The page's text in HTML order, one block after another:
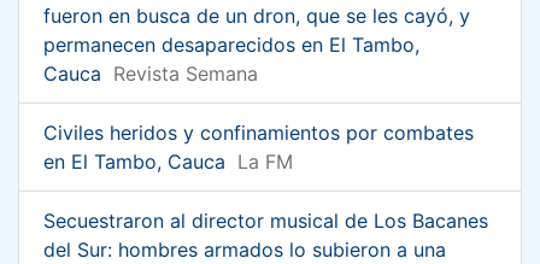
fueron en busca de un dron, que se les cayó, y
permanecen desaparecidos en El Tambo,
Cauca Revista Semana
Civiles heridos y confinamientos por combates
en El Tambo, Cauca La FM
Secuestraron al director musical de Los Bacanes
del Sur: hombres armados lo subieron a una